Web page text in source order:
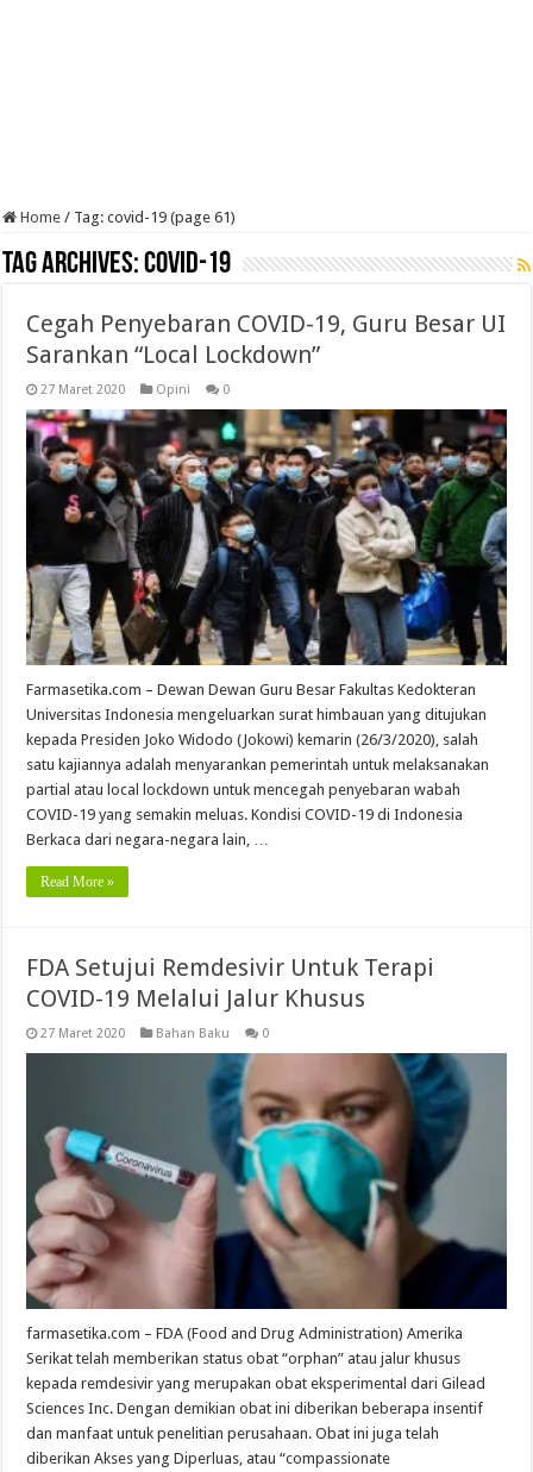
Home / Tag:covid-19 (page 61)
Tag Archives:covid-19
Cegah Penyebaran COVID-19, Guru Besar UI
Sarankan “Local Lockdown”
27 Maret 2020 Opini 0
Farmasetika.com – Dewan Dewan Guru Besar Fakultas Kedokteran
Universitas Indonesia mengeluarkan surat himbauan yang ditujukan
kepada Presiden Joko Widodo (Jokowi) kemarin (26/3/2020), salah
satu kajiannya adalah menyarankan pemerintah untuk melaksanakan
partial atau local lockdown untuk mencegah penyebaran wabah
COVID-19 yang semakin meluas. Kondisi COVID-19 di Indonesia
Berkaca dari negara-negara lain, …
Read More »
FDA Setujui Remdesivir Untuk Terapi
COVID-19 Melalui Jalur Khusus
27 Maret 2020 Bahan Baku 0
farmasetika.com – FDA (Food and Drug Administration) Amerika
Serikat telah memberikan status obat “orphan” atau jalur khusus
kepada remdesivir yang merupakan obat eksperimental dari Gilead
Sciences Inc. Dengan demikian obat ini diberikan beberapa insentif
dan manfaat untuk penelitian perusahaan. Obat ini juga telah
diberikan Akses yang Diperluas, atau “compassionate